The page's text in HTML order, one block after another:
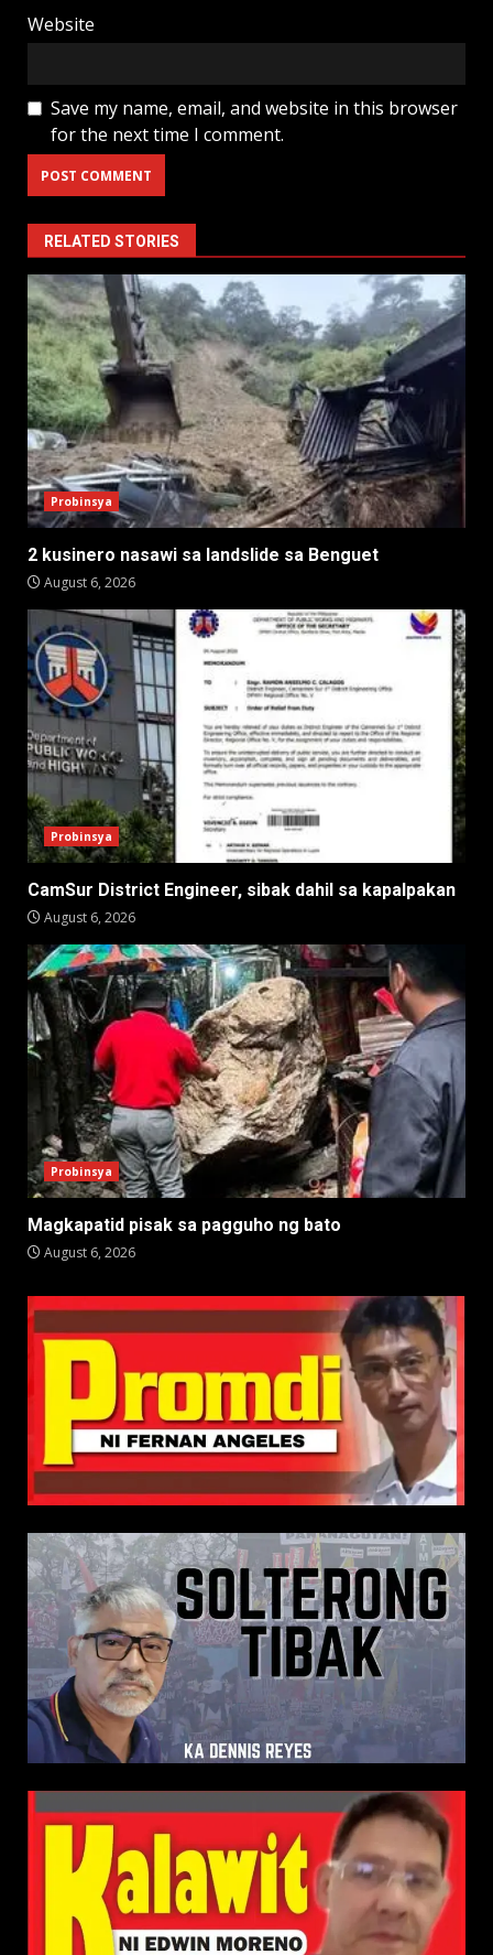
Website
Save my name, email, and website in this browser
for the next time I comment.
RELATED STORIES
Probinsya
2 kusinero nasawi sa landslide sa Benguet
August 6, 2026
Probinsya
CamSur District Engineer, sibak dahil sa kapalpakan
August 6, 2026
Probinsya
Magkapatid pisak sa pagguho ng bato
August 6, 2026